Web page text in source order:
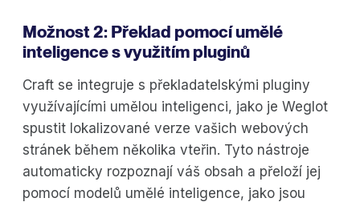
Možnost 2: Překlad pomocí umělé
inteligence s využitím pluginů
Craft se integruje s překladatelskými pluginy
využívajícími umělou inteligenci, jako je Weglot
spustit lokalizované verze vašich webových
stránek během několika vteřin. Tyto nástroje
automaticky rozpoznají váš obsah a přeloží jej
pomocí modelů umělé inteligence, jako jsou